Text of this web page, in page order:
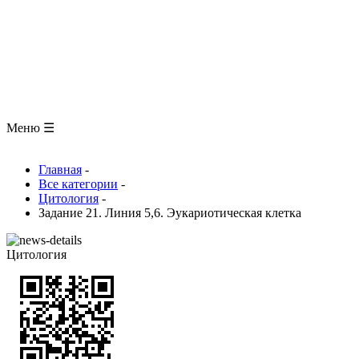
Меню ☰
Главная -
Все категории -
Цитология -
Задание 21. Линия 5,6. Эукариотическая клетка
Цитология